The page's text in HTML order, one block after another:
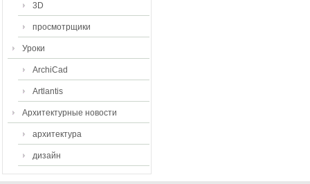
3D
просмотрщики
Уроки
ArchiCad
Artlantis
Архитектурные новости
архитектура
дизайн